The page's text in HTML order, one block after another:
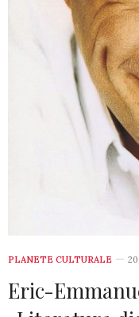
PLANETE CULTURALE
Eric-